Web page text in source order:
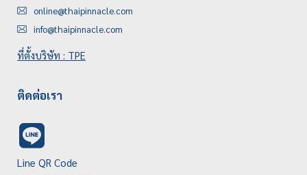
online@thaipinnacle.com
info@thaipinnacle.com
ที่ตั้งบริษัท : TPE
ติดต่อเรา
Line QR Code